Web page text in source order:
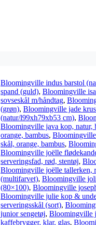
Bloomingville indus barstol
spand (guld), Bloomingville
sovseskål m/håndtag,
(grøn), Bloomingville jade
(natur/l99xh79xb53 cm),
Bloomingville java kop, natur,
orange, bambus, Bloomingville
skål, orange, bambus,
Bloomingville joëlle
serveringsfad, rød, stentøj,
Bloomingville joëlle tallerken,
(multifarvet), Bloomingville
(80×100), Bloomingville
Bloomingville julie kop &
serveringsskål (sort),
junior sengetøj, Bloomingville
kaffebrygger, klar, glas,